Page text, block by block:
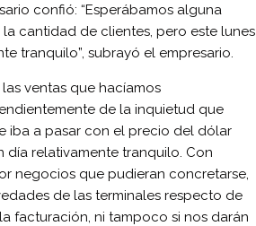
confió: “Esperábamos alguna
cantidad de clientes, pero este lunes
tranquilo”, subrayó el empresario.
ventas que hacíamos
de la inquietud que
iba a pasar con el precio del dólar
día relativamente tranquilo. Con
negocios que pudieran concretarse,
de las terminales respecto de
facturación, ni tampoco si nos darán